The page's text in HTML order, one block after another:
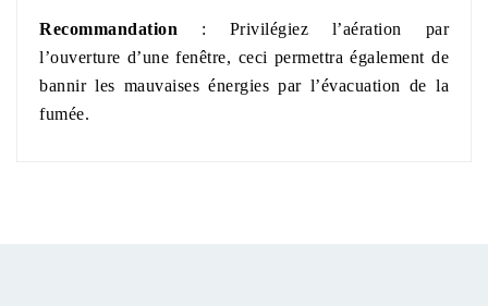
Recommandation : Privilégiez l’aération par
l’ouverture d’une fenêtre, ceci permettra également de
bannir les mauvaises énergies par l’évacuation de la
fumée.